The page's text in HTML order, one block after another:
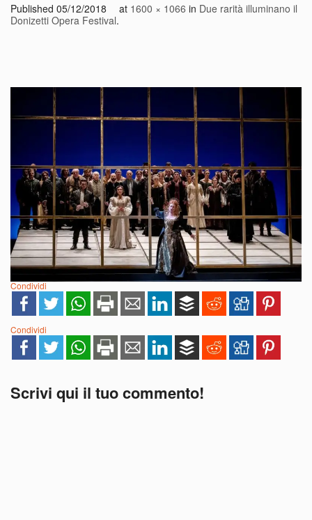
Published 05/12/2018 at 1600 × 1066 in Due rarità illuminano il
Donizetti Opera Festival.
Condividi
Condividi
Scrivi qui il tuo commento!